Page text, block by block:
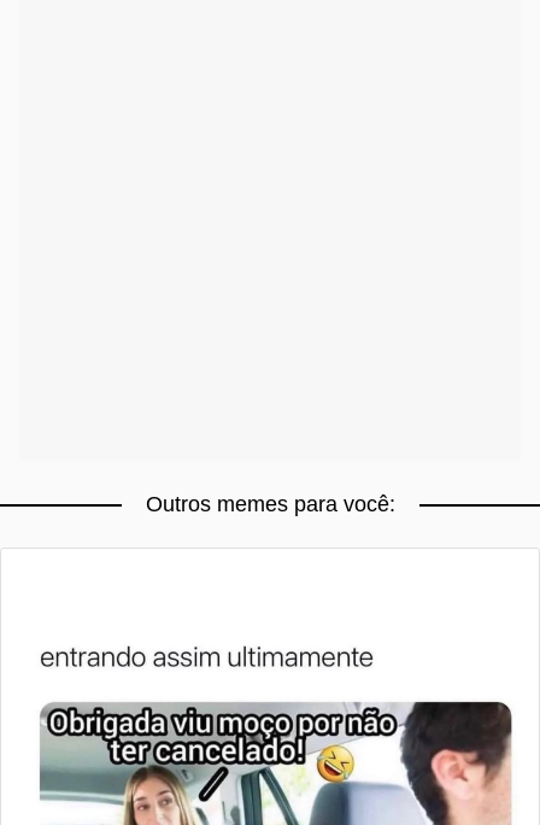
Outros memes para você: